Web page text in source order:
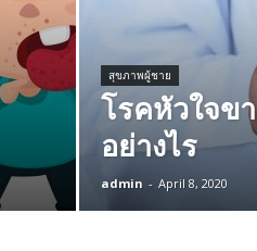
สุขภาพผู้ชาย
โรคหัวใจข
อย่างไร
admin - April 8, 2020